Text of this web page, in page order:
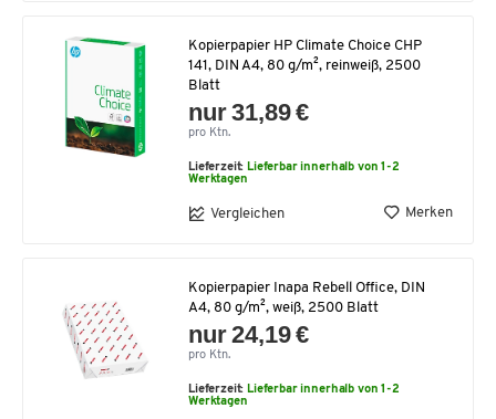
Kopierpapier HP Climate Choice CHP
141, DIN A4, 80 g/m², reinweiß, 2500
Blatt
nur 31,89 €
pro Ktn.
Lieferzeit:Lieferbar innerhalb von 1-2
Werktagen
Vergleichen Merken
Kopierpapier Inapa Rebell Office, DIN
A4, 80 g/m², weiß, 2500 Blatt
nur 24,19 €
pro Ktn.
Lieferzeit:Lieferbar innerhalb von 1-2
Werktagen